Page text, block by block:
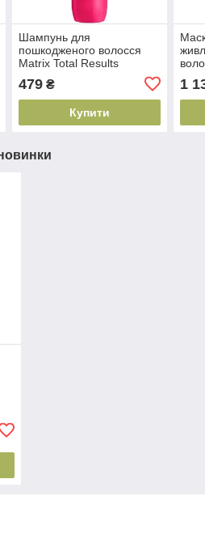
Шампунь для
пошкодженого волосся
Matrix Total Results
(3474637068653)
479₴
Купити
1